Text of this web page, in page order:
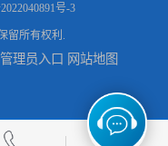
号-3
留所有权利.
管理员入口 网站地图